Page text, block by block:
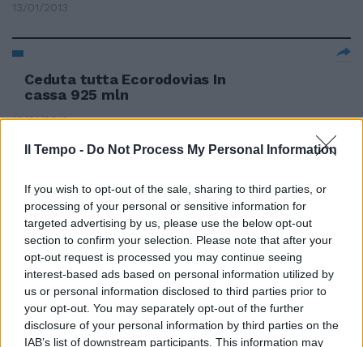
Il Tempo - Do Not Process My Personal Information
If you wish to opt-out of the sale, sharing to third parties, or
processing of your personal or sensitive information for
targeted advertising by us, please use the below opt-out
section to confirm your selection. Please note that after your
opt-out request is processed you may continue seeing
interest-based ads based on personal information utilized by
us or personal information disclosed to third parties prior to
your opt-out. You may separately opt-out of the further
disclosure of your personal information by third parties on the
IAB’s list of downstream participants. This information may
13/01/2013
Ceduta tutta Ecorodovias In
cassa 925 mln
12/01/2013
Valentina Lo Russo Nella sua
carriera da allenatore, lunga ben
38 anni, Carlo Mazzone ha girato
quasi tutta l'Italia ma da romano
doc il suo cuore è da sempre
legato ai colori giallorossi.
06/01/2013